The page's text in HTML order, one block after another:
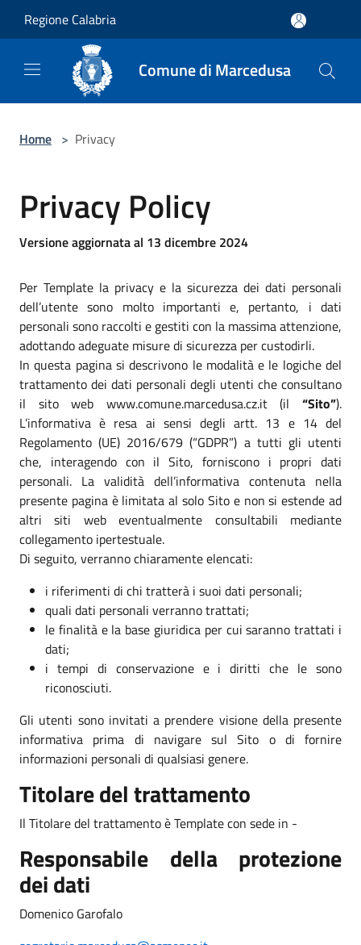
Regione Calabria
Comune di Marcedusa
Home > Privacy
Privacy Policy
Versione aggiornata al 13 dicembre 2024
Per Template la privacy e la sicurezza dei dati personali
dell’utente sono molto importanti e, pertanto, i dati
personali sono raccolti e gestiti con la massima attenzione,
adottando adeguate misure di sicurezza per custodirli.
In questa pagina si descrivono le modalità e le logiche del
trattamento dei dati personali degli utenti che consultano
il sito web www.comune.marcedusa.cz.it (il “Sito”).
L’informativa è resa ai sensi degli artt. 13 e 14 del
Regolamento (UE) 2016/679 (“GDPR”) a tutti gli utenti
che, interagendo con il Sito, forniscono i propri dati
personali. La validità dell’informativa contenuta nella
presente pagina è limitata al solo Sito e non si estende ad
altri siti web eventualmente consultabili mediante
collegamento ipertestuale.
Di seguito, verranno chiaramente elencati:
i riferimenti di chi tratterà i suoi dati personali;
quali dati personali verranno trattati;
le finalità e la base giuridica per cui saranno trattati i
dati;
i tempi di conservazione e i diritti che le sono
riconosciuti.
Gli utenti sono invitati a prendere visione della presente
informativa prima di navigare sul Sito o di fornire
informazioni personali di qualsiasi genere.
Titolare del trattamento
Il Titolare del trattamento è Template con sede in -
Responsabile della protezione
dei dati
Domenico Garofalo